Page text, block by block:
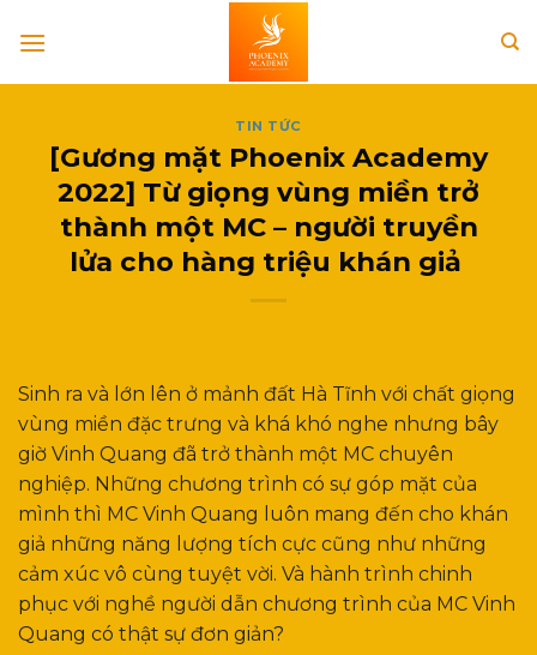
TIN TỨC
[Gương mặt Phoenix Academy
2022] Từ giọng vùng miền trở
thành một MC – người truyền
lửa cho hàng triệu khán giả
Sinh ra và lớn lên ở mảnh đất Hà Tĩnh với chất giọng
vùng miền đặc trưng và khá khó nghe nhưng bây
giờ Vinh Quang đã trở thành một MC chuyên
nghiệp. Những chương trình có sự góp mặt của
mình thì MC Vinh Quang luôn mang đến cho khán
giả những năng lượng tích cực cũng như những
cảm xúc vô cùng tuyệt vời. Và hành trình chinh
phục với nghề người dẫn chương trình của MC Vinh
Quang có thật sự đơn giản?